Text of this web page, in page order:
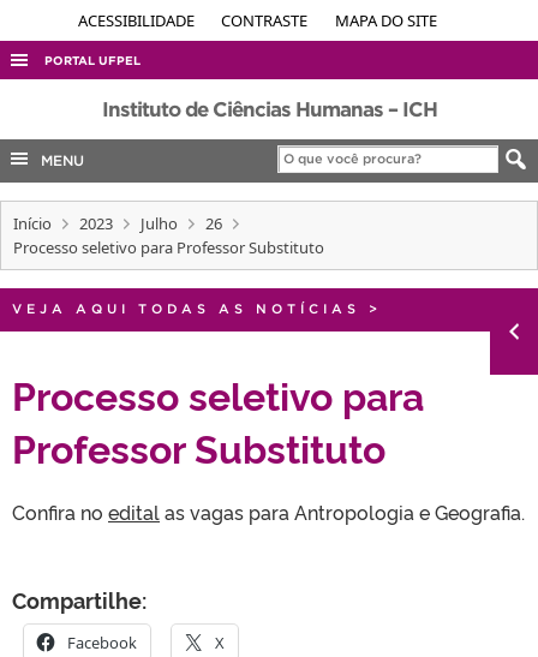
ACESSIBILIDADE CONTRASTE MAPA DO SITE
PORTAL UFPEL
ACESSO À INFORMAÇÃO
AUDITORIA
COBALTO
CONCURSOS
INTERNACIONAL
Instituto de Ciências Humanas – ICH
MENU
Início 2023 Julho
26
Processo seletivo para Professor Substituto
VEJA AQUI TODAS AS NOTÍCIAS >
Processo seletivo para
Professor Substituto
Confira no editalas vagas para Antropologia e Geografia.
Compartilhe:
Facebook X